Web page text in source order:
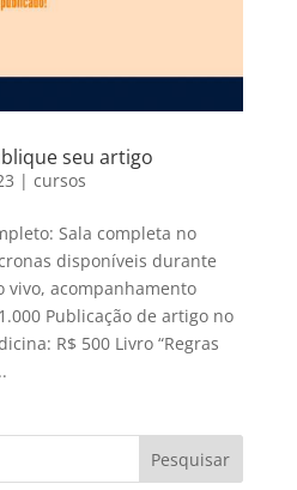
seu artigo
| cursos
Sala completa no
disponíveis durante
vivo, acompanhamento
Publicação de artigo no
R$ 500 Livro “Regras
Pesquisar